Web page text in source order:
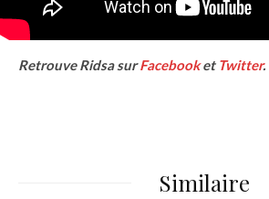
Retrouve Ridsa surFacebooket Twitter.
Similaire